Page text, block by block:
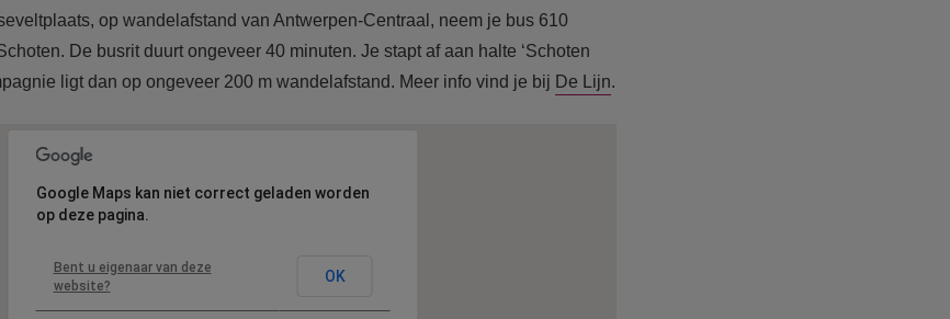
op wandelafstand van Antwerpen-Centraal, neem je bus 610
De busrit duurt ongeveer 40 minuten. Je stapt af aan halte ‘Schoten
ligt dan op ongeveer 200 m wandelafstand. Meer info vind je bij De Lijn.
Google Maps kan niet correct geladen worden
op deze pagina.
Bent u eigenaar van deze
website?
OK